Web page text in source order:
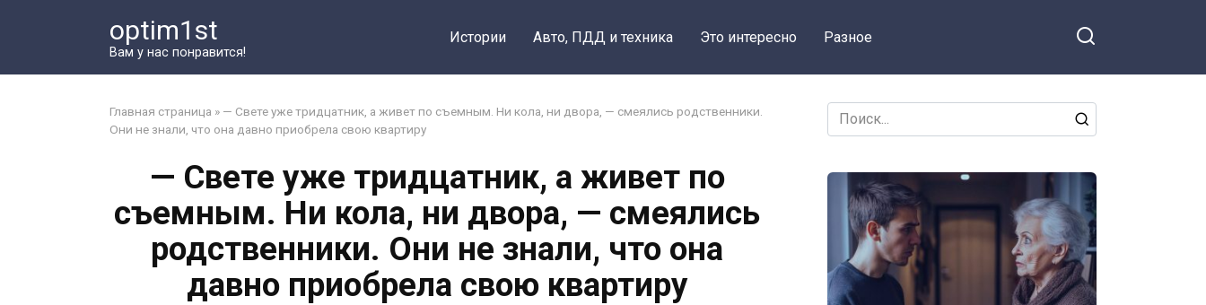
optim1st
Вам у нас понравится!
Истории Авто, ПДД и техника Это интересно Разное
Главная страница » — Свете уже тридцатник, а живет по съемным. Ни кола, ни двора, — смеялись родственники.
Они не знали, что она давно приобрела свою квартиру
— Свете уже тридцатник, а живет по
съемным. Ни кола, ни двора, — смеялись
родственники. Они не знали, что она
давно приобрела свою квартиру
Search
for: